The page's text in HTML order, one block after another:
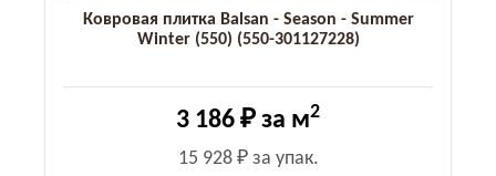
Ковровая плитка Balsan - Season - Summer
Winter (550) (550-301127228)
3 186 ₽ за м2
15 928 ₽за упак.